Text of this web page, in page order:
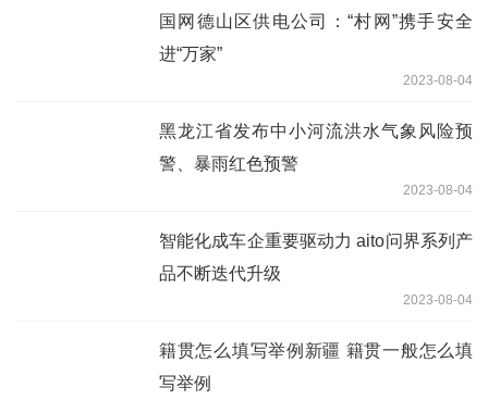
国网德山区供电公司：“村网”携手安全
进“万家”
2023-08-04
黑龙江省发布中小河流洪水气象风险预
警、暴雨红色预警
2023-08-04
智能化成车企重要驱动力 aito问界系列产
品不断迭代升级
2023-08-04
籍贯怎么填写举例新疆 籍贯一般怎么填
写举例